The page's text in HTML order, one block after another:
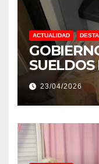
ACTUALIDAD
ABRIL,
AUMENTO
23/04/2026